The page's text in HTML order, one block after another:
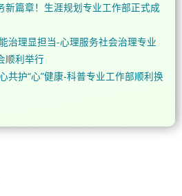
新篇章！生涯规划专业工作部正式成
治理显担当-心理服务社会治理专业
顺利举行
共护“心”健康-科普专业工作部顺利换